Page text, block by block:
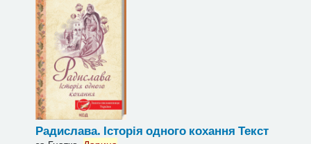
Радислава. Історія одного кохання Текст